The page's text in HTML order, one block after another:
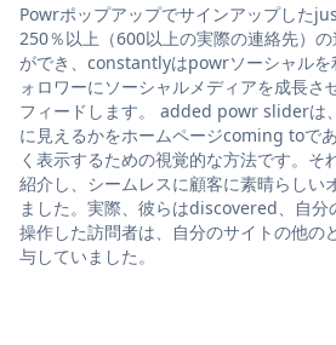
Powrポップアップでサインアップした
250％以上（600以上の実際の連絡先）
ができ、constantlyはpowrソーシャルを
ォロワーにソーシャルメディアを成長さ
フィードします。 added powr sliderは
に見えるかをホームページcoming toで
く表示するための視覚的な方法です。そ
紹介し、シームレスに顧客に素晴らしい
ました。実際、彼らはdiscovered、自
操作した訪問者は、自分のサイトの他の
与していました。